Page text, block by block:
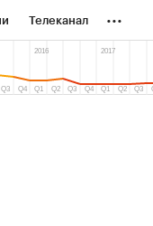
Телеканал ...